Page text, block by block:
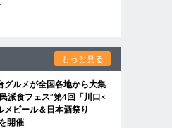
もっと見る
グルメが全国各地から大集
派食フェス”第4回「川口×
メビール＆日本酒祭り
開催